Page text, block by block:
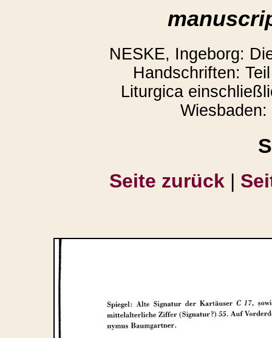
NESKE, Ingeborg:
Handschriften:
Liturgica
Seite zurück |